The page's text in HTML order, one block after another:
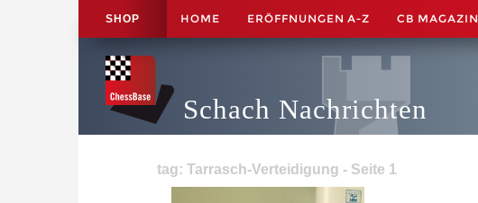
SHOP HOME ERÖFFNUNGEN A-Z CB MAGAZIN
Schach Nachrichten
tag: Tarrasch-Verteidigung - Seite 1